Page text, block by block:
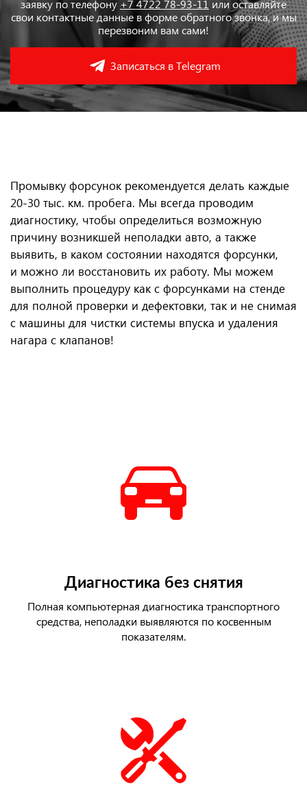
заявку по телефону +7 4722 78-93-11 или оставляйте
свои контактные данные в форме обратного звонка, и мы
перезвоним вам сами!
Записаться в Telegram
Промывку форсунок рекомендуется делать каждые
20-30 тыс. км. пробега. Мы всегда проводим
диагностику, чтобы определиться возможную
причину возникшей неполадки авто, а также
выявить, в каком состоянии находятся форсунки,
и можно ли восстановить их работу. Мы можем
выполнить процедуру как с форсунками на стенде
для полной проверки и дефектовки, так и не снимая
с машины для чистки системы впуска и удаления
нагара с клапанов!
Диагностика без снятия
Полная компьютерная диагностика транспортного
средства, неполадки выявляются по косвенным
показателям.